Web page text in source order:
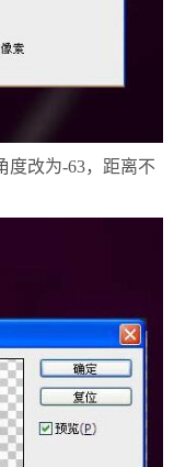
度改为-63，距离不